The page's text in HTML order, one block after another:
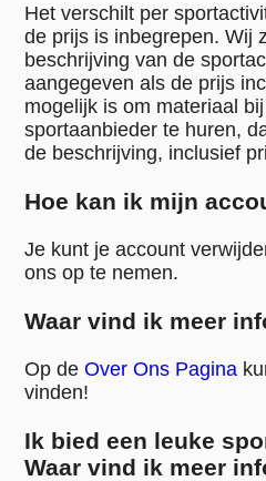
Het verschilt per
de prijs is inbegrepen. Wij
beschrijving van de
aangegeven als de prijs
mogelijk is om materiaal
sportaanbieder te huren,
de beschrijving, inclusief
Hoe kan ik mijn
Je kunt je account
ons op te nemen.
Waar vind ik meer
Op deOver Ons Pagina
vinden!
Ik bied een leuke
Waar vind ik meer